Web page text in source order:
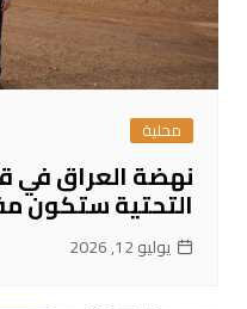
محلية
نهضة العراق في
التحتية ستكون
يوليو 12, 2026